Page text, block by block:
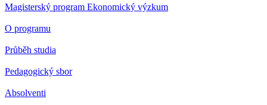
Magisterský program Ekonomický výzkum
O programu
Průběh studia
Pedagogický sbor
Absolventi